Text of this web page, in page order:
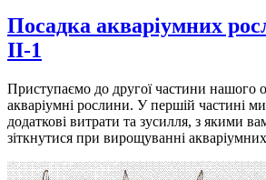
Посадка акваріумних
II-1
Приступаємо до другої частини нашого
акваріумні рослини. У першій частині
додаткові витрати та зусилля, з якими
зіткнутися при вирощуванні